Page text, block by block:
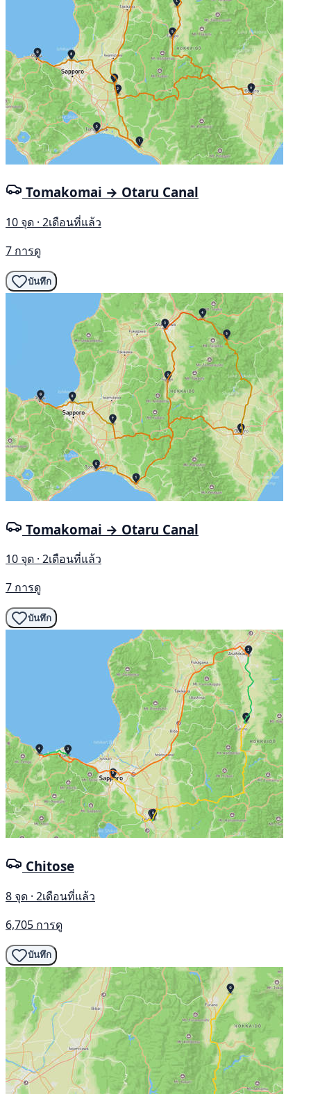
Tomakomai → Otaru Canal
10 จุด · 2เดือนที่แล้ว
7 การดู
บันทึก
Tomakomai → Otaru Canal
10 จุด · 2เดือนที่แล้ว
7 การดู
บันทึก
Chitose
8 จุด · 2เดือนที่แล้ว
6,705 การดู
บันทึก